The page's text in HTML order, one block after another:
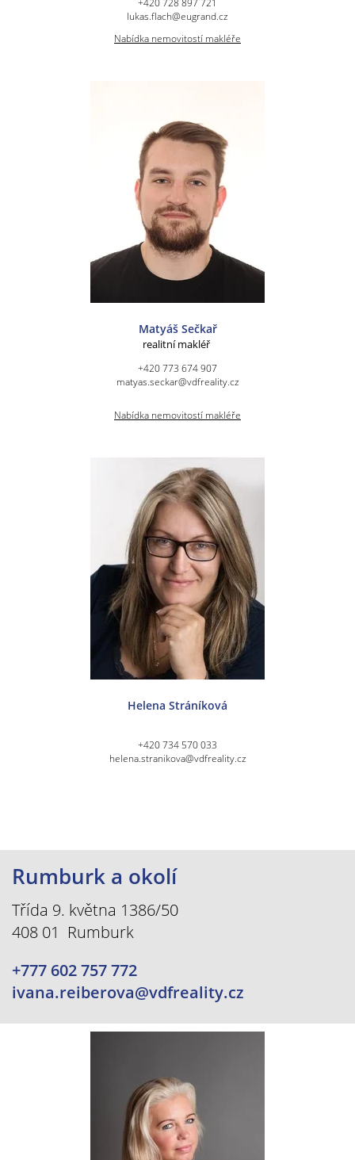
lukas.flach@eugrand.cz
Nabídka nemovitostí makléře
Matyáš Sečkař
realitní makléř
+420 773 674 907
matyas.seckar@vdfreality.cz
Nabídka nemovitostí makléře
Helena Stráníková
+420 734 570 033
helena.stranikova@vdfreality.cz
Rumburk a okolí
Třída 9. května 1386/50
408 01 Rumburk
+777 602 757 772
ivana.reiberova@vdfreality.cz